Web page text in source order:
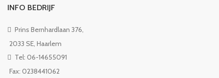
INFO BEDRIJF
Prins Bernhardlaan 376,
2033 SE, Haarlem
Tel: 06-14655091
Fax: 0238441062